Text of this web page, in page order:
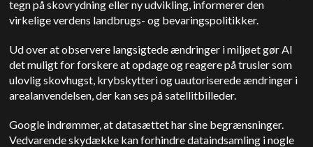
tegn på skovrydning eller ny udvikling, informerer den
virkelige verdens landbrugs- og bevaringspolitikker.
Ud over at observere langsigtede ændringer i miljøet gør AI
det muligt for forskere at opdage og reagere på trusler som
ulovlig skovhugst, krybskytteri og uautoriserede ændringer i
arealanvendelsen, der kan ses på satellitbilleder.
Google indrømmer, at datasættet har sine begrænsninger.
Vedvarende skydække kan forhindre dataindsamling i nogle